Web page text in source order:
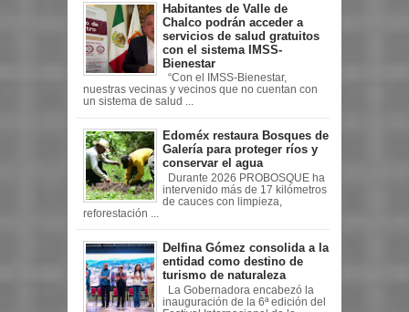
Habitantes de Valle de
Chalco podrán acceder a
servicios de salud gratuitos
con el sistema IMSS-
Bienestar
“Con el IMSS-Bienestar,
nuestras vecinas y vecinos que no cuentan con
un sistema de salud ...
Edoméx restaura Bosques de
Galería para proteger ríos y
conservar el agua
Durante 2026 PROBOSQUE ha
intervenido más de 17 kilómetros
de cauces con limpieza,
reforestación ...
Delfina Gómez consolida a la
entidad como destino de
turismo de naturaleza
La Gobernadora encabezó la
inauguración de la 6ª edición del